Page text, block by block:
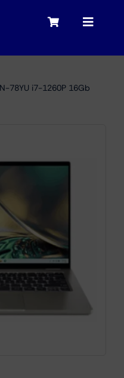
Toggle
Toggle
78YU i7-1260P 16Gb